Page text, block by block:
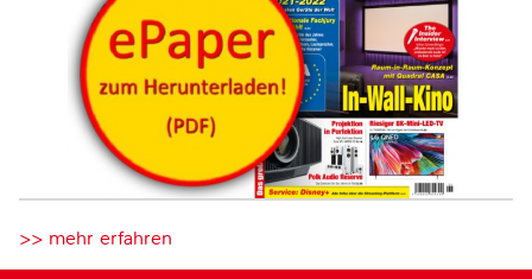
>> mehr erfahren